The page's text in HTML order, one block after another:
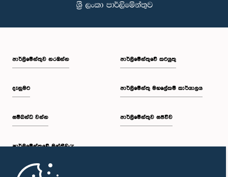
පාර්ලි‌මේන්තුව නරඹන්න
දැනුමට
සම්බන්ධ වන්න
පාර්ලි‌මේන්තුවේ මන්ත්‍රීවරු
මුල් පිටුව
පාර්ලිමේන්තුවේ කටයුතු
පාර්ලිමේන්තු මහලේකම් කාර්යාලය
පාර්ලිමේන්තුව සජීවීව